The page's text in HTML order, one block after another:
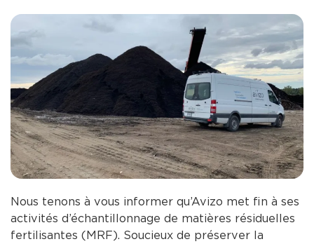
Nous tenons à vous informer qu’Avizo met fin à ses
activités d’échantillonnage de matières résiduelles
fertilisantes (MRF). Soucieux de préserver la